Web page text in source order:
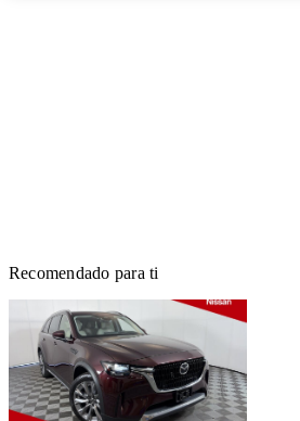
Recomendado para ti